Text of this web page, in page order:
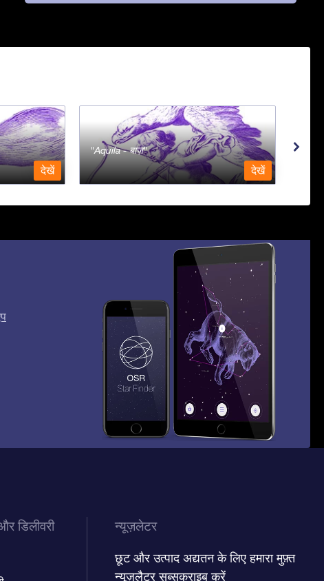
देखें
Aquila - बाज़
देखें
डिलीवरी न्यूज़लेटर
छूट और उत्पाद अद्यतन के लिए हमारा मुफ़्त
न्यूज़लैटर सब्सक्राइब करें